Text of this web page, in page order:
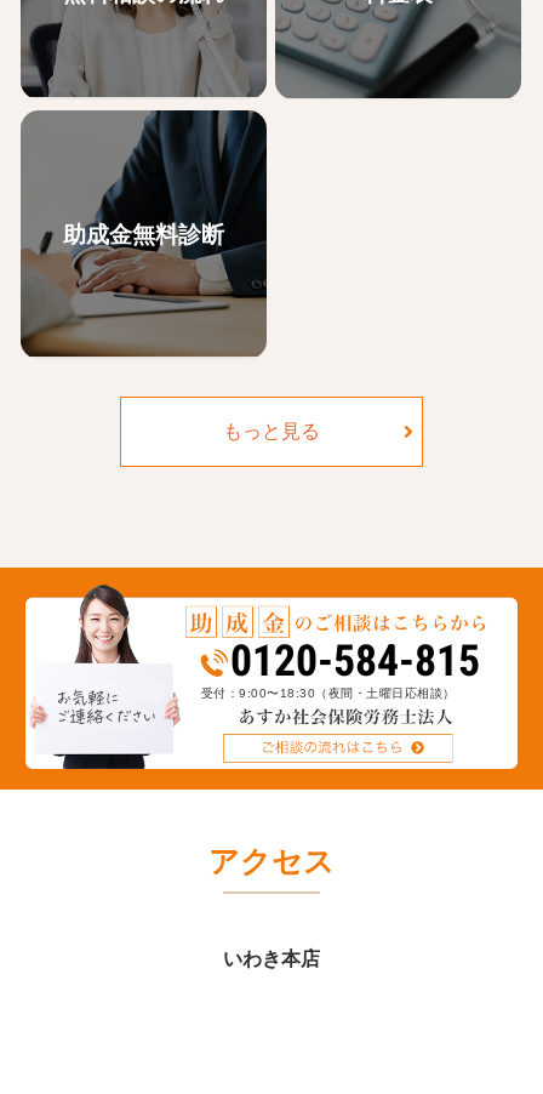
助成金申請には、申請書類の準
備だけでなく、要件を満たすた
めに就業規則や雇用契約書の内
助成金無料診断
当法人は全国で社労士事務所約3
00社以上が加入するネットワー
クに所属しており、毎年新しく
なる助成金情報をいち早く収集
し、貴社で使える助成金をご提
案します。実際に貴社でいくら
助成金が受給できるか無料で診
断できます。まずはお気軽に受
給額のシミュレーションをおこ
なってください。※診断結果
もっと見る
0120-584-815
受付：9:00〜18:30 （夜間・土曜日応相談）
アクセス
いわき本店